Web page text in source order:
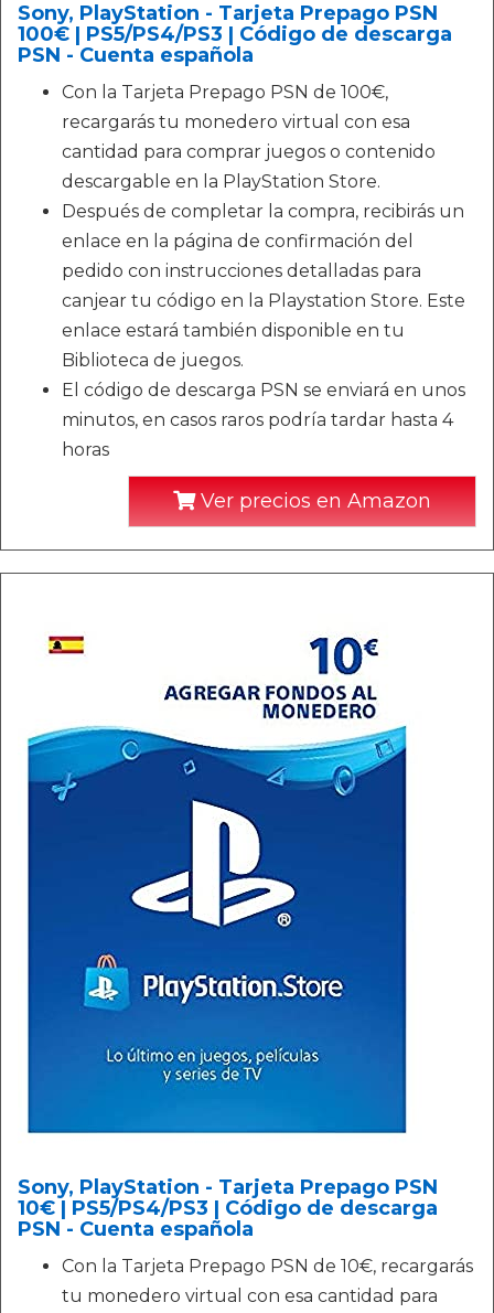
Sony, PlayStation - Tarjeta Prepago PSN
100€ | PS5/PS4/PS3 | Código de descarga
PSN - Cuenta española
Con la Tarjeta Prepago PSN de 100€,
recargarás tu monedero virtual con esa
cantidad para comprar juegos o contenido
descargable en la PlayStation Store.
Después de completar la compra, recibirás un
enlace en la página de confirmación del
pedido con instrucciones detalladas para
canjear tu código en la Playstation Store. Este
enlace estará también disponible en tu
Biblioteca de juegos.
El código de descarga PSN se enviará en unos
minutos, en casos raros podría tardar hasta 4
horas
Ver precios en Amazon
Sony, PlayStation - Tarjeta Prepago PSN
10€ | PS5/PS4/PS3 | Código de descarga
PSN - Cuenta española
Con la Tarjeta Prepago PSN de 10€, recargarás
tu monedero virtual con esa cantidad para